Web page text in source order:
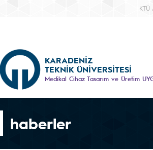
KTÜ
KARADENİZ
TEKNİK ÜNİVERSİTESİ
Medikal Cihaz Tasarım ve Üretim
haberler